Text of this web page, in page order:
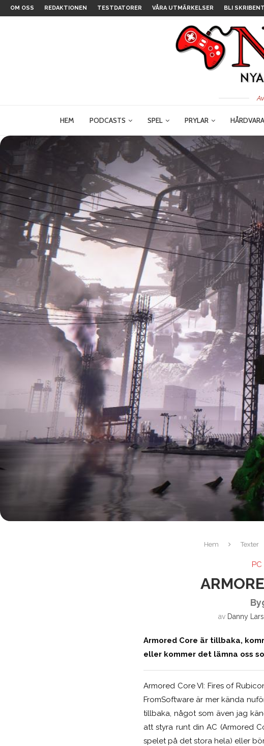
OM OSS REDAKTIONEN TESTDATORER VÅRA UTMÄRKELSER BLI
HEM PODCASTS SPEL PRYLAR HÅRDVARA
Hem Texter
PC
av Danny
Armored Core är tillbaka,
eller kommer det lämna oss
Armored Core VI: Fires of
FromSoftware är mer kända
tillbaka, något som även jag
att styra runt din AC (Armored
spelet på det stora hela) eller